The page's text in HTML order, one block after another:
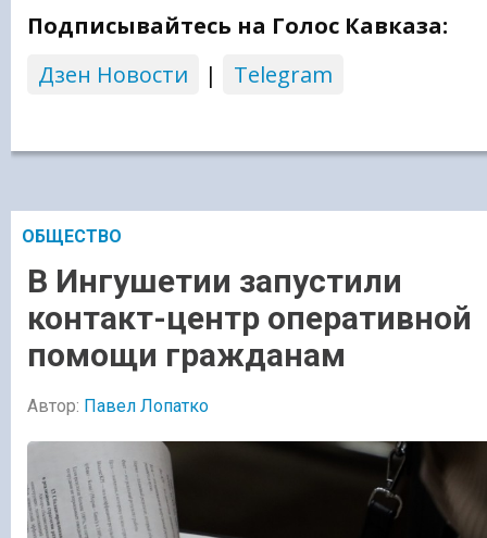
Подписывайтесь на Голос Кавказа:
Дзен Новости
| Telegram
ОБЩЕСТВО
В Ингушетии запустили
контакт-центр оперативной
помощи гражданам
Автор: Павел Лопатко